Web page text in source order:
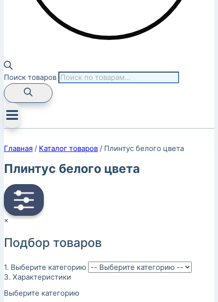
Поиск товаров
Главная / Каталог товаров / Плинтус белого цвета
Плинтус белого цвета
×
Подбор товаров
1. Выберите категорию
3. Характеристики
Выберите категорию